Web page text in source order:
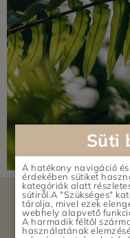
Süti
A hatékony navigáció
érdekében sütiket
kategóriák alatt
sütiről.A "Szükséges"
tárolja, mivel ezek
webhely alapvető
A harmadik féltől
használatának